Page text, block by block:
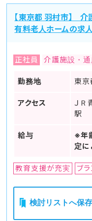
【東京都 羽村市】 介
有料老人ホームの求人
正社員 介護施設・
勤務地 東京
アクセス
ＪＲ
駅
給与
※年
定に
教育支援が充実 ブ
検討リストへ保存